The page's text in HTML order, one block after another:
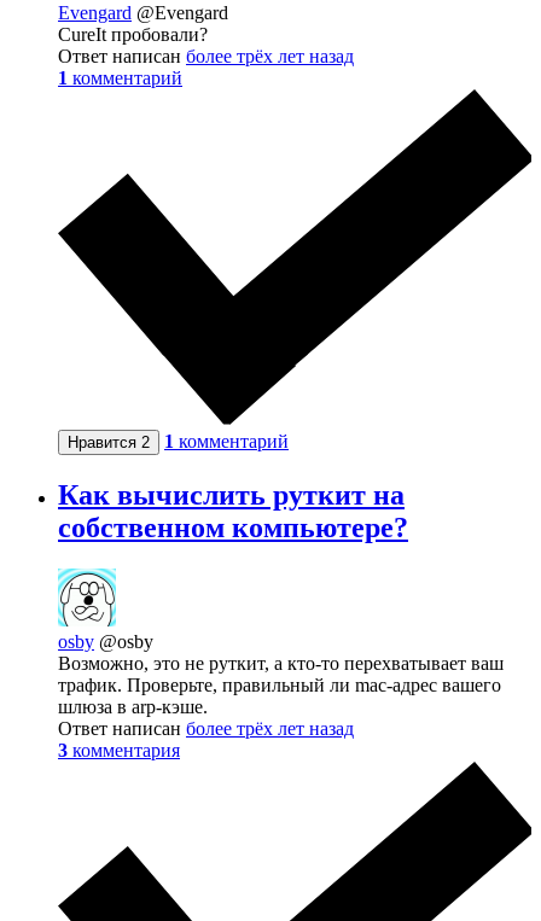
Evengard @Evengard
CureIt пробовали?
Ответ написан более трёх лет назад
1 комментарий
Нравится 2 1 комментарий
Как вычислить руткит на
собственном компьютере?
osby @osby
Возможно, это не руткит, а кто-то перехватывает ваш
трафик. Проверьте, правильный ли mac-адрес вашего
шлюза в arp-кэше.
Ответ написан более трёх лет назад
3 комментария